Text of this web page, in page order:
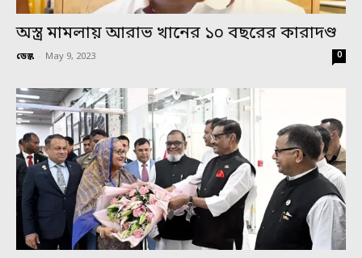
অস্ত্র মামলায় আরাভ খানের ১০ বছরের কারাদণ্ড
ডেস্ক - May 9, 2023 0